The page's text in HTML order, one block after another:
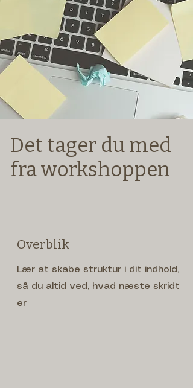
Det tager du med
fra workshoppen
Overblik
Lær at skabe struktur i dit indhold,
så du altid ved, hvad næste skridt
er